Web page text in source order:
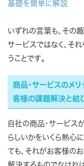
基礎を簡単に解説
いずれの言葉も、その
サービスではなく、そ
うことです。
商品・サービスのメ
客様の課題解決と結
自社の商品・サービス
らしいかをいくら熱心
ても、それがお客様の